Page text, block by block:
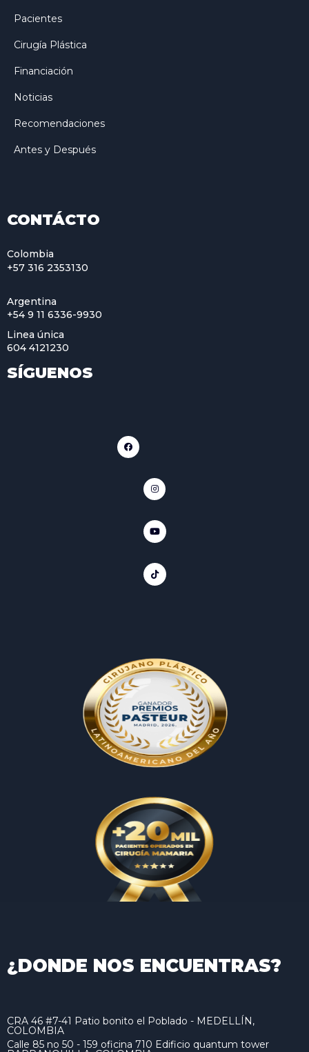
Pacientes
Cirugía Plástica
Financiación
Noticias
Recomendaciones
Antes y Después
CONTÁCTO
Colombia
+57 316 2353130
Argentina
+54 9 11 6336-9930
Linea única
604 4121230
SÍGUENOS
¿DONDE NOS ENCUENTRAS?
CRA 46 #7-41 Patio bonito el Poblado - MEDELLÍN,
COLOMBIA
Calle 85 no 50 - 159 oficina 710 Edificio quantum tower